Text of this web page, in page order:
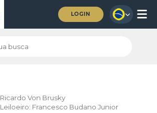
LOGIN
Ricardo Von Brusky
Leiloeiro: Francesco Budano Junior